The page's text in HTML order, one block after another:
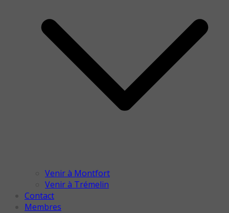
Venir à Montfort
Venir à Trémelin
Contact
Membres